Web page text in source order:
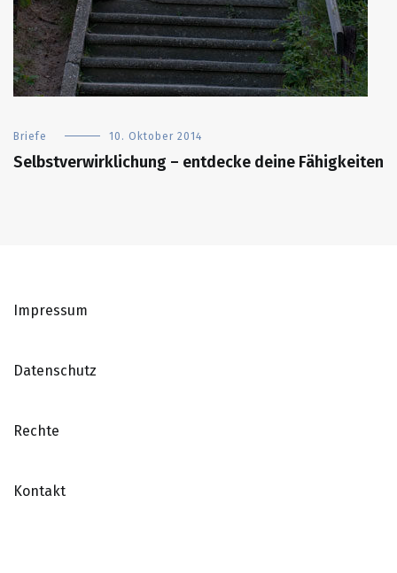
Briefe 10. Oktober 2014
Selbstverwirklichung – entdecke deine Fähigkeiten
Impressum
Datenschutz
Rechte
Kontakt